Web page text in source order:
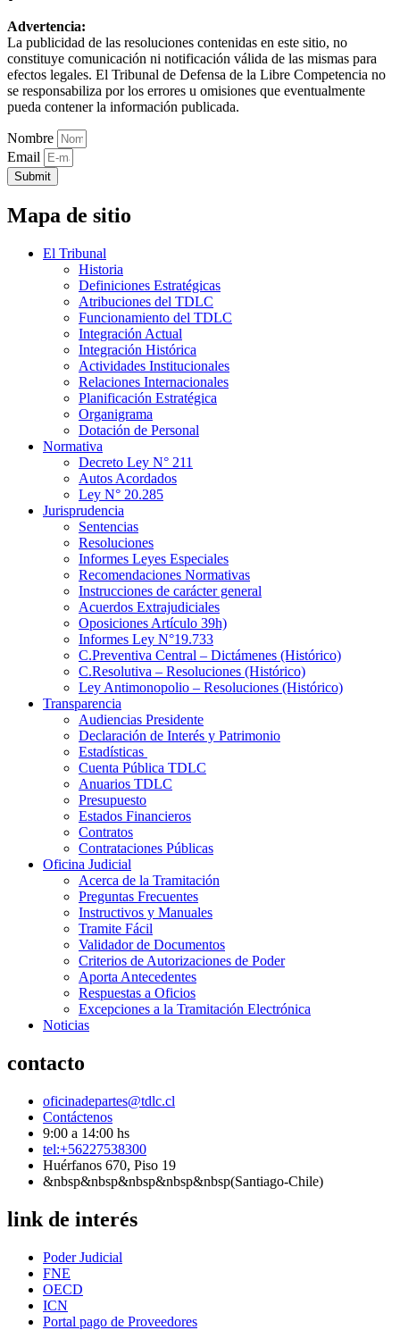
Advertencia:
La publicidad de las resoluciones contenidas en este sitio, no
constituye comunicación ni notificación válida de las mismas para
efectos legales. El Tribunal de Defensa de la Libre Competencia no
se responsabiliza por los errores u omisiones que eventualmente
pueda contener la información publicada.
Nombre
Email
Submit
Mapa de sitio
El Tribunal
Historia
Definiciones Estratégicas
Atribuciones del TDLC
Funcionamiento del TDLC
Integración Actual
Integración Histórica
Actividades Institucionales
Relaciones Internacionales
Planificación Estratégica
Organigrama
Dotación de Personal
Normativa
Decreto Ley N° 211
Autos Acordados
Ley N° 20.285
Jurisprudencia
Sentencias
Resoluciones
Informes Leyes Especiales
Recomendaciones Normativas
Instrucciones de carácter general
Acuerdos Extrajudiciales
Oposiciones Artículo 39h)
Informes Ley N°19.733
C.Preventiva Central – Dictámenes (Histórico)
C.Resolutiva – Resoluciones (Histórico)
Ley Antimonopolio – Resoluciones (Histórico)
Transparencia
Audiencias Presidente
Declaración de Interés y Patrimonio
Estadísticas
Cuenta Pública TDLC
Anuarios TDLC
Presupuesto
Estados Financieros
Contratos
Contrataciones Públicas
Oficina Judicial
Acerca de la Tramitación
Preguntas Frecuentes
Instructivos y Manuales
Tramite Fácil
Validador de Documentos
Criterios de Autorizaciones de Poder
Aporta Antecedentes
Respuestas a Oficios
Excepciones a la Tramitación Electrónica
Noticias
contacto
oficinadepartes@tdlc.cl
Contáctenos
9:00 a 14:00 hs
tel:+56227538300
Huérfanos 670, Piso 19
&nbsp&nbsp&nbsp&nbsp&nbsp(Santiago-Chile)
link de interés
Poder Judicial
FNE
OECD
ICN
Portal pago de Proveedores